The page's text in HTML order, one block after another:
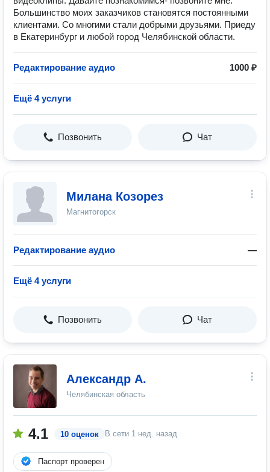
Большинство моих заказчиков становятся постоянными
клиентами. Со многими стали добрыми друзьями. Приеду
в Екатеринбург и любой город Челябинской области.
Редактирование аудио 1000 ₽
Ещё 4 услуги
Позвонить Чат
Милана Козорез
Магнитогорск
Редактирование аудио —
Ещё 4 услуги
Позвонить Чат
Александр А.
Челябинская область
4.1 10 оценок В сети 1 нед. назад
Паспорт проверен